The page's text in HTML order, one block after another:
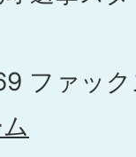
ファッ